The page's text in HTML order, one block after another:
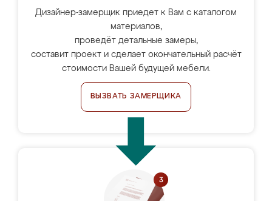
Дизайнер-замерщик приедет к Вам с каталогом
материалов,
проведёт детальные замеры,
составит проект и сделает окончательный расчёт
стоимости Вашей будущей мебели.
ВЫЗВАТЬ ЗАМЕРЩИКА